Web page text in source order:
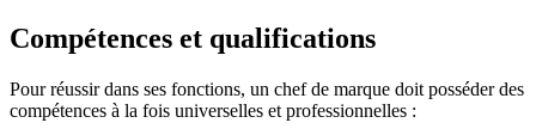
Compétences et qualifications
Pour réussir dans ses fonctions, un chef de marque doit posséder des
compétences à la fois universelles et professionnelles :